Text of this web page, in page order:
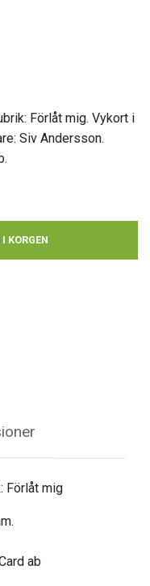
Förlåt mig. Vykort i
Siv Andersson.
KORGEN
Förlåt mig
ab